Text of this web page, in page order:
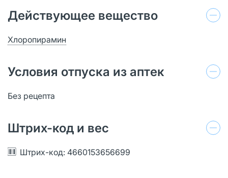
Действующее вещество
Хлоропирамин
Условия отпуска из аптек
Без рецепта
Штрих-код и вес
Штрих-код: 4660153656699